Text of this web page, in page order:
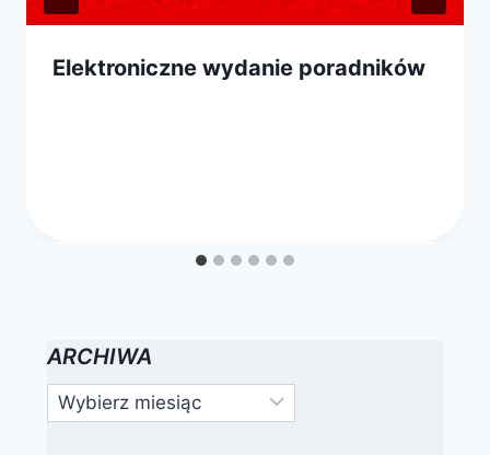
Elektroniczne wydanie poradników
ARCHIWA
Archiwa